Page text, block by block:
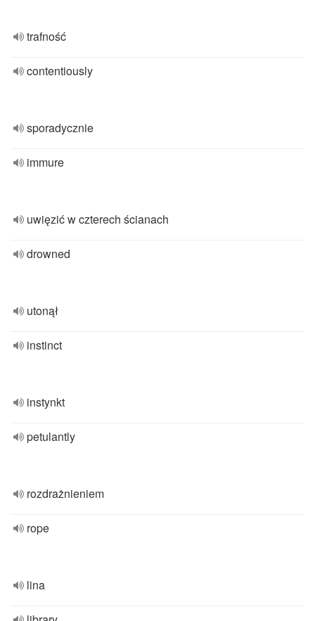
trafność
contentiously
sporadycznie
immure
uwięzić w czterech ścianach
drowned
utonął
instinct
instynkt
petulantly
rozdrażnieniem
rope
lina